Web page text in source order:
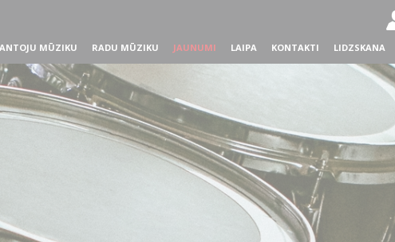
MŪZIKU RADU MŪZIKU JAUNUMI LAIPA KONTAKTI LIDZSKANA